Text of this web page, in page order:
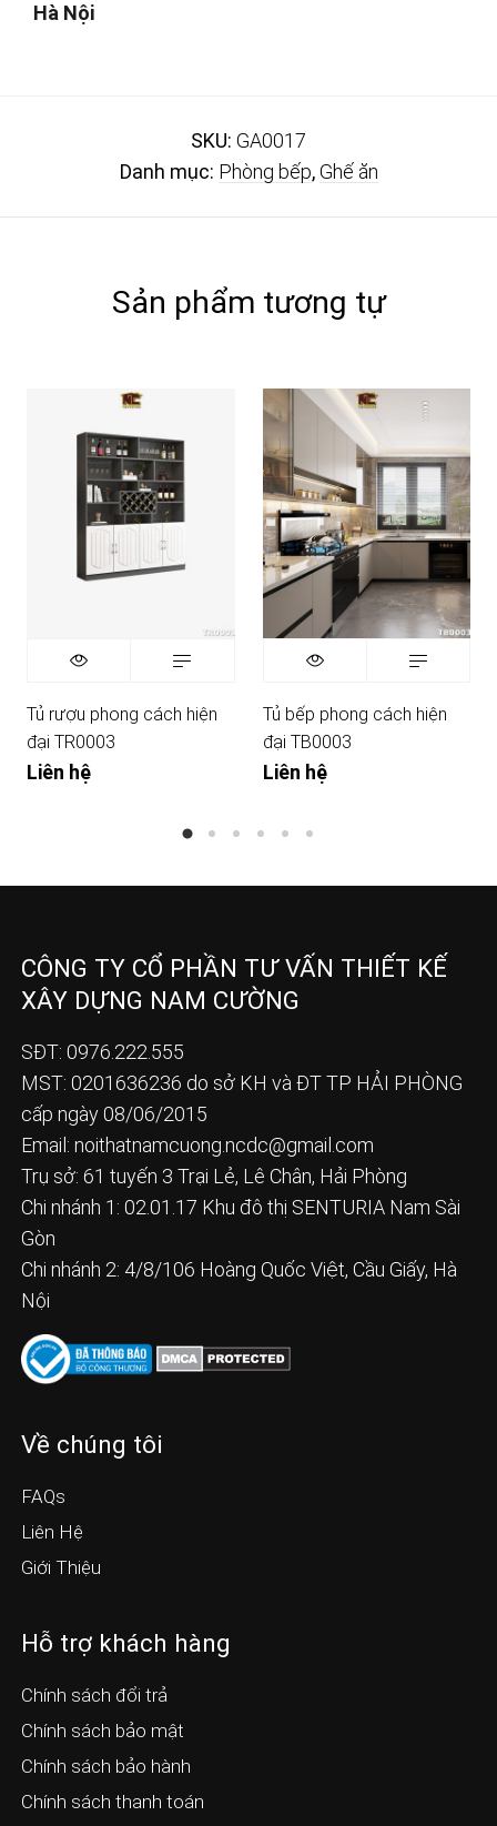
Hà Nội
SKU: GA0017
Danh mục: Phòng bếp,Ghế ăn
Sản phẩm tương tự
Tủ rượu phong cách hiện
đại TR0003
Liên hệ
Tủ bếp phong cách hiện
đại TB0003
Liên hệ
CÔNG TY CỔ PHẦN TƯ VẤN THIẾT KẾ
XÂY DỰNG NAM CƯỜNG
SĐT: 0976.222.555
MST: 0201636236 do sở KH và ĐT TP HẢI PHÒNG
cấp ngày 08/06/2015
Email: noithatnamcuong.ncdc@gmail.com
Trụ sở: 61 tuyến 3 Trại Lẻ, Lê Chân, Hải Phòng
Chi nhánh 1: 02.01.17 Khu đô thị SENTURIA Nam Sài
Gòn
Chi nhánh 2: 4/8/106 Hoàng Quốc Việt, Cầu Giấy, Hà
Nội
Về chúng tôi
FAQs
Liên Hệ
Giới Thiệu
Hỗ trợ khách hàng
Chính sách đổi trả
Chính sách bảo mật
Chính sách bảo hành
Chính sách thanh toán